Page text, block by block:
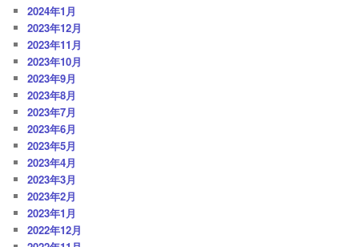
2024年1月
2023年12月
2023年11月
2023年10月
2023年9月
2023年8月
2023年7月
2023年6月
2023年5月
2023年4月
2023年3月
2023年2月
2023年1月
2022年12月